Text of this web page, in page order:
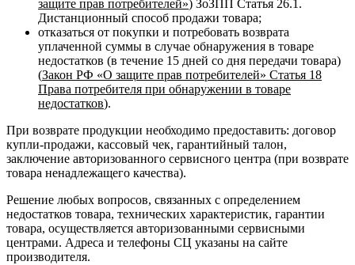
защите прав потребителей») ЗоЗПП Статья 26.1.
Дистанционный способ продажи товара;
отказаться от покупки и потребовать возврата
уплаченной суммы в случае обнаружения в товаре
недостатков (в течение 15 дней со дня передачи товара)
(Закон РФ «О защите прав потребителей» Статья 18
Права потребителя при обнаружении в товаре
недостатков).
При возврате продукции необходимо предоставить: договор
купли-продажи, кассовый чек, гарантийный талон,
заключение авторизованного сервисного центра (при возврате
товара ненадлежащего качества).
Решение любых вопросов, связанных с определением
недостатков товара, технических характеристик, гарантии
товара, осуществляется авторизованными сервисными
центрами. Адреса и телефоны СЦ указаны на сайте
производителя.